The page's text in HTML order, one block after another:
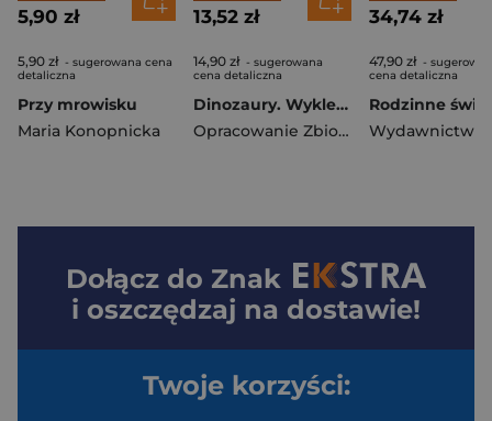
5,90 zł
5,90 zł - sugerowana cena
detaliczna
Przy mrowisku
Maria Konopnicka
13,52 zł
14,90 zł - sugerowana
cena detaliczna
Dinozaury. Wyklejanki
Opracowanie Zbiorowe
34,74 zł
47,90 zł -
cena detaliczna
Dołącz do Znak
i oszczędzaj na dostawie!
Twoje korzyści: